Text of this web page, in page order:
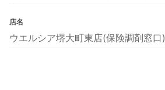
店名
ウエルシア堺大町東店(保険調剤窓口)